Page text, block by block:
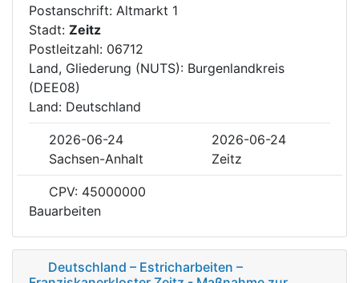
Postanschrift: Altmarkt 1
Stadt: Zeitz
Postleitzahl: 06712
Land, Gliederung (NUTS): Burgenlandkreis
(DEE08)
Land: Deutschland
2026-06-24
2026-06-24
Sachsen-Anhalt
Zeitz
CPV: 45000000
Bauarbeiten
Deutschland – Estricharbeiten –